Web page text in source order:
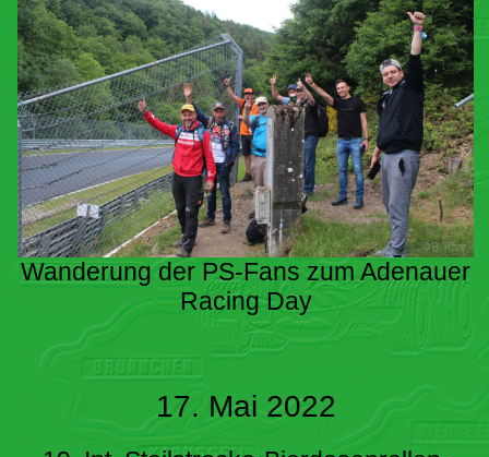
Wanderung der PS-Fans zum Adenauer
Racing Day
17. Mai 2022